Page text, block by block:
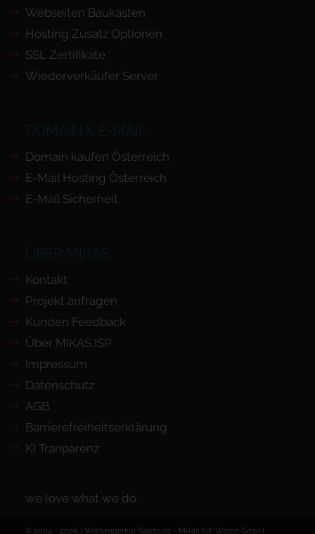
Webseiten Baukasten
Hosting Zusatz Optionen
SSL Zertifikate
Wiederverkäufer Server
DOMAIN & E-MAIL
Domain kaufen Österreich
E-Mail Hosting Österreich
E-Mail Sicherheit
ÜBER MIKAS
Kontakt
Projekt anfragen
Kunden Feedback
Über MIKAS ISP
Impressum
Datenschutz
AGB
Barrierefreiheits­erklärung
KI Tranparenz
we love what we do
© 2004 - 2026 | Werbeagentur Salzburg - Mikas ISP Werbe GmbH